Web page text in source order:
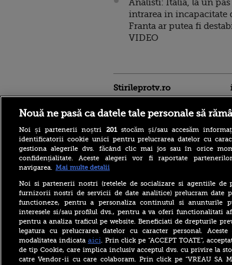
Analisti: Italia, la un pas
intrarea in incapacitate
Franta ar putea fi
VIDEO
Stirileprotv.ro
Care este mâncarea
preferată a lui Florin
Dumitrescu. Juratul
MastrerChef a vorbit despre
începuturile în bucătărie
Horoscop 9 august 2026, cu
Neti Sandu. Încep să vină
bani în cont
Nouă ne pasă ca datele tale personale să
Noi și partenerii noștri 201stocăm și/sau accesăm
identificatorii cookie unici pentru prelucrarea datelor cu
gestiona alegerile dvs. făcând clic mai jos sau în orice
confidențialitate. Aceste alegeri vor fi raportate
navigarea. Mai multe detalii
Noi si partenerii nostri (retelele de socializare si agentiile de
furnizorii nostri de servicii de date analitice) prelucram date
functioneze, pentru a personaliza continutul si anunturile
interesele si/sau profilul dvs., pentru a va oferi functionalitati
pentru a analiza traficul pe website. Beneficiati de drepturile
legatura cu prelucrarea datelor cu caracter personal.
modalitatea indicata aici. Prin click pe “ACCEPT TOATE”,
de tip Cookie, care implica inclusiv acceptul dvs. cu privire la
catre Vendor-ii cu care colaboram. Prin click pe “VREAU SA